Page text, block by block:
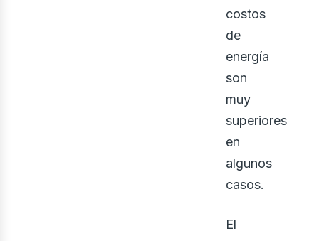
costos
de
energía
son
muy
superiores
en
algunos
casos.
El